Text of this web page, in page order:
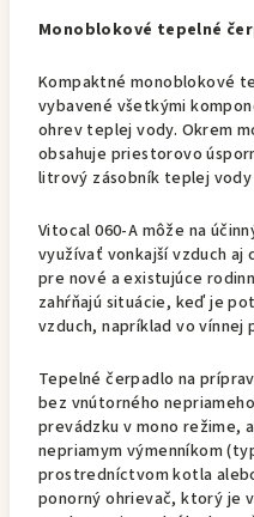
Monoblokové tepelné
Kompaktné monoblokové
vybavené všetkými
ohrev teplej vody. Okrem
obsahuje priestorovo
litrový zásobník teplej
Vitocal 060-A môže na
využívať vonkajší vzduch aj
pre nové a existujúce
zahŕňajú situácie, keď je
vzduch, napríklad vo vínnej
Tepelné čerpadlo na
bez vnútorného
prevádzku v mono režime,
nepriamym výmenníkom
prostredníctvom kotla
ponorný ohrievač, ktorý je